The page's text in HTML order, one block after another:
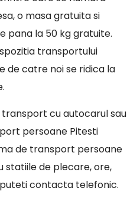
o masa gratuita si
pana la 50 kg gratuite.
transportului
de catre noi se ridica la
cu autocarul sau
persoane Pitesti
de transport persoane
statiile de plecare, ore,
contacta telefonic.